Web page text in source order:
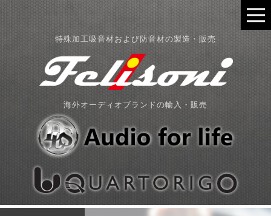
特殊加工吸音材および防音材の製造・販売
海外オーディオブランドの輸入・販売